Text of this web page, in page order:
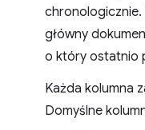
chronologicznie.
główny
o który ostatnio
Każda kolumna
Domyślne